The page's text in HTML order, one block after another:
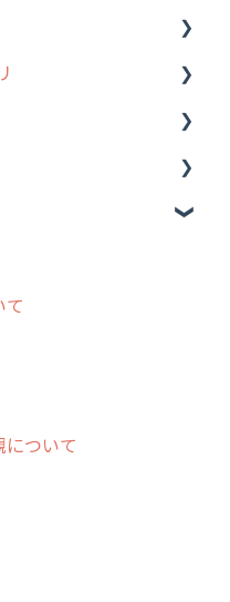
いて
テム管理者編
管理者編
編
めの設定
い方
法
プション
ォーマンス
て
ついて